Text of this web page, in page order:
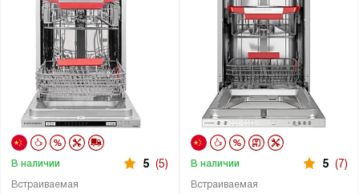
Встраиваемая
В наличии 5 (5)
Встраиваемая
В наличии 5 (7)